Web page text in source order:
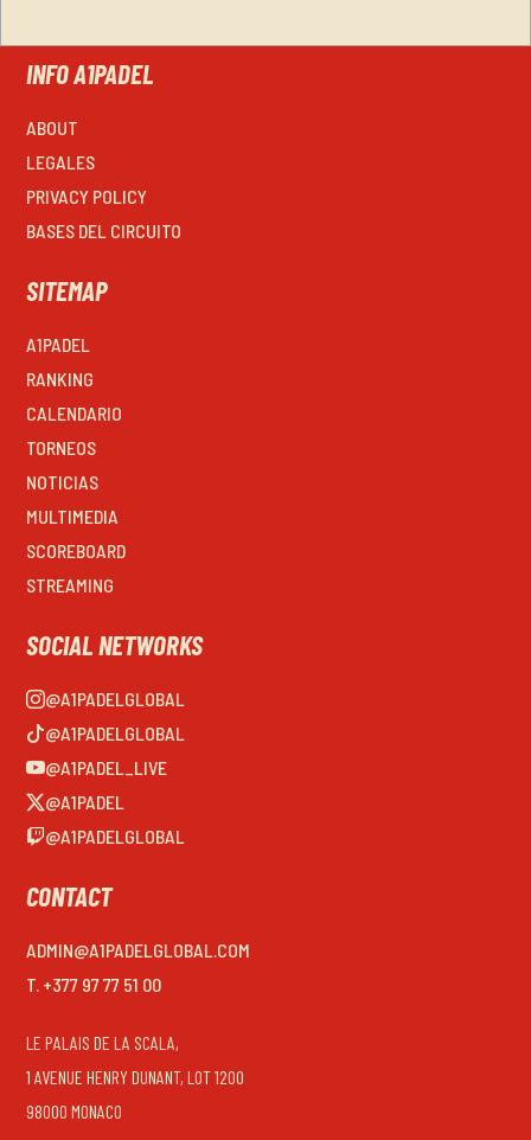
INFO A1PADEL
ABOUT
LEGALES
PRIVACY POLICY
BASES DEL CIRCUITO
SITEMAP
A1PADEL
RANKING
CALENDARIO
TORNEOS
NOTICIAS
MULTIMEDIA
SCOREBOARD
STREAMING
SOCIAL NETWORKS
@A1PADELGLOBAL
@A1PADELGLOBAL
@A1PADEL_LIVE
@A1PADEL
@A1PADELGLOBAL
CONTACT
ADMIN@A1PADELGLOBAL.COM
T. +377 97 77 51 00
LE PALAIS DE LA SCALA,
1 AVENUE HENRY DUNANT, LOT 1200
98000 MONACO